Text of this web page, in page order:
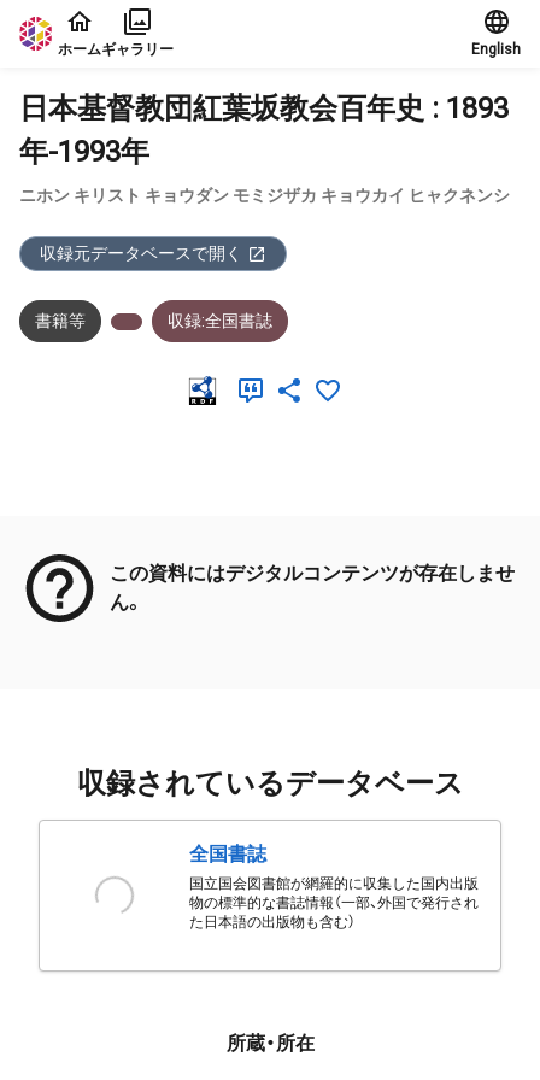
本文に飛ぶ
ホームギャラリー English
日本基督教団紅葉坂教会百年史 : 1893
年-1993年
ニホン キリスト キョウダン モミジザカ キョウカイ ヒャクネンシ
収録元データベースで開く
書籍等 収録:全国書誌
この資料にはデジタルコンテンツが存在しませ
ん。
収録されているデータベース
全国書誌
国立国会図書館が網羅的に収集した国内出版
物の標準的な書誌情報（一部、外国で発行され
た日本語の出版物も含む）
所蔵・所在